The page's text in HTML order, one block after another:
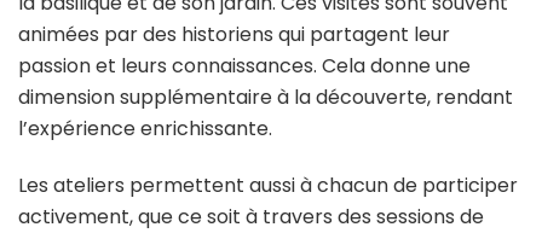
animées par des historiens qui partagent leur
passion et leurs connaissances. Cela donne une
dimension supplémentaire à la découverte, rendant
l’expérience enrichissante.
Les ateliers permettent aussi à chacun de participer
activement, que ce soit à travers des sessions de